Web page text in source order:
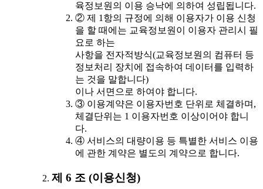
육정보원의 이용 승낙에 의하여 성립됩니다.
② 제 1항의 규정에 의해 이용자가 이용 신청
을 할 때에는 교육정보원이 이용자 관리시 필
요로 하는
사항을 전자적방식(교육정보원의 컴퓨터 등
정보처리 장치에 접속하여 데이터를 입력하
는 것을 말합니다)
이나 서면으로 하여야 합니다.
③ 이용계약은 이용자번호 단위로 체결하며,
체결단위는 1 이용자번호 이상이어야 합니
다.
④ 서비스의 대량이용 등 특별한 서비스 이용
에 관한 계약은 별도의 계약으로 합니다.
제 6 조 (이용신청)